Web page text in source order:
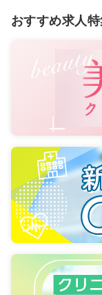
おすすめ求人